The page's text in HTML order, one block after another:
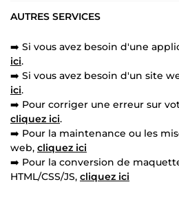
AUTRES SERVICES
➡️ Si vous avez besoin d'une
ici.
➡️ Si vous avez besoin d'un site
ici.
➡️ Pour corriger une erreur sur
cliquez ici.
➡️ Pour la maintenance ou les
web, cliquez ici
➡️ Pour la conversion de
HTML/CSS/JS, cliquez ici